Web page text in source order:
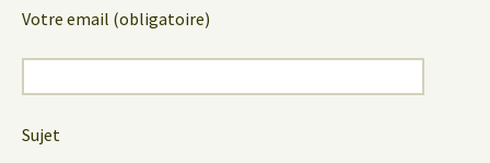
Votre email (obligatoire)
Sujet